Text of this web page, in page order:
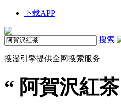
下载APP
搜索
搜漫引擎提供全网搜索服务
“ 阿賀沢紅茶